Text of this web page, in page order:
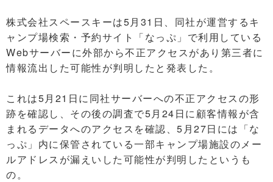
株式会社スペースキーは5月31日、同社が運営するキ
ャンプ場検索・予約サイト「なっぷ」で利用している
Webサーバーに外部から不正アクセスがあり第三者に
情報流出した可能性が判明したと発表した。
これは5月21日に同社サーバーへの不正アクセスの形
跡を確認し、その後の調査で5月24日に顧客情報が含
まれるデータへのアクセスを確認、5月27日には「な
っぷ」内に保管されている一部キャンプ場施設のメー
ルアドレスが漏えいした可能性が判明したというも
の。